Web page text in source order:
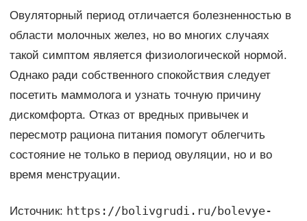
Овуляторный период отличается болезненностью в
области молочных желез, но во многих случаях
такой симптом является физиологической нормой.
Однако ради собственного спокойствия следует
посетить маммолога и узнать точную причину
дискомфорта. Отказ от вредных привычек и
пересмотр рациона питания помогут облегчить
состояние не только в период овуляции, но и во
время менструации.
Источник: https://bolivgrudi.ru/bolevye-